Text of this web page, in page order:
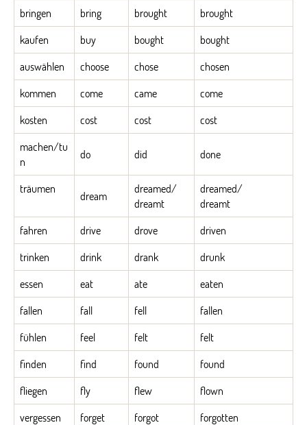
bringen
bring brought
brought
kaufen
buy bought
bought
auswählen
choose chose
chosen
kommen
come came
come
kosten
cost cost
cost
machen/tu
n
do did done
träumen
dream
dreamed/
dreamt
dreamed/
dreamt
fahren
drive drove
driven
trinken
drink drank
drunk
essen
eat ate
eaten
fallen
fall fell
fallen
fühlen
feel felt
felt
finden
find found
found
fliegen
fly flew
flown
vergessen
forget forgot
forgotten